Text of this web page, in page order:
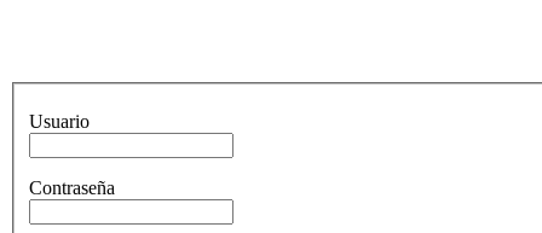
Usuario
Contraseña